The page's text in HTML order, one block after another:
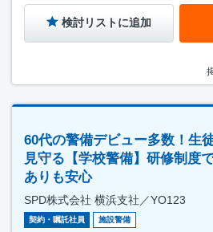
検討リストに追加
60代の警備デビュー多数！生
見守る【学校警備】研修制度
ありも安心
SPD株式会社 横浜支社／YO123
契約・嘱託社員 施設警備